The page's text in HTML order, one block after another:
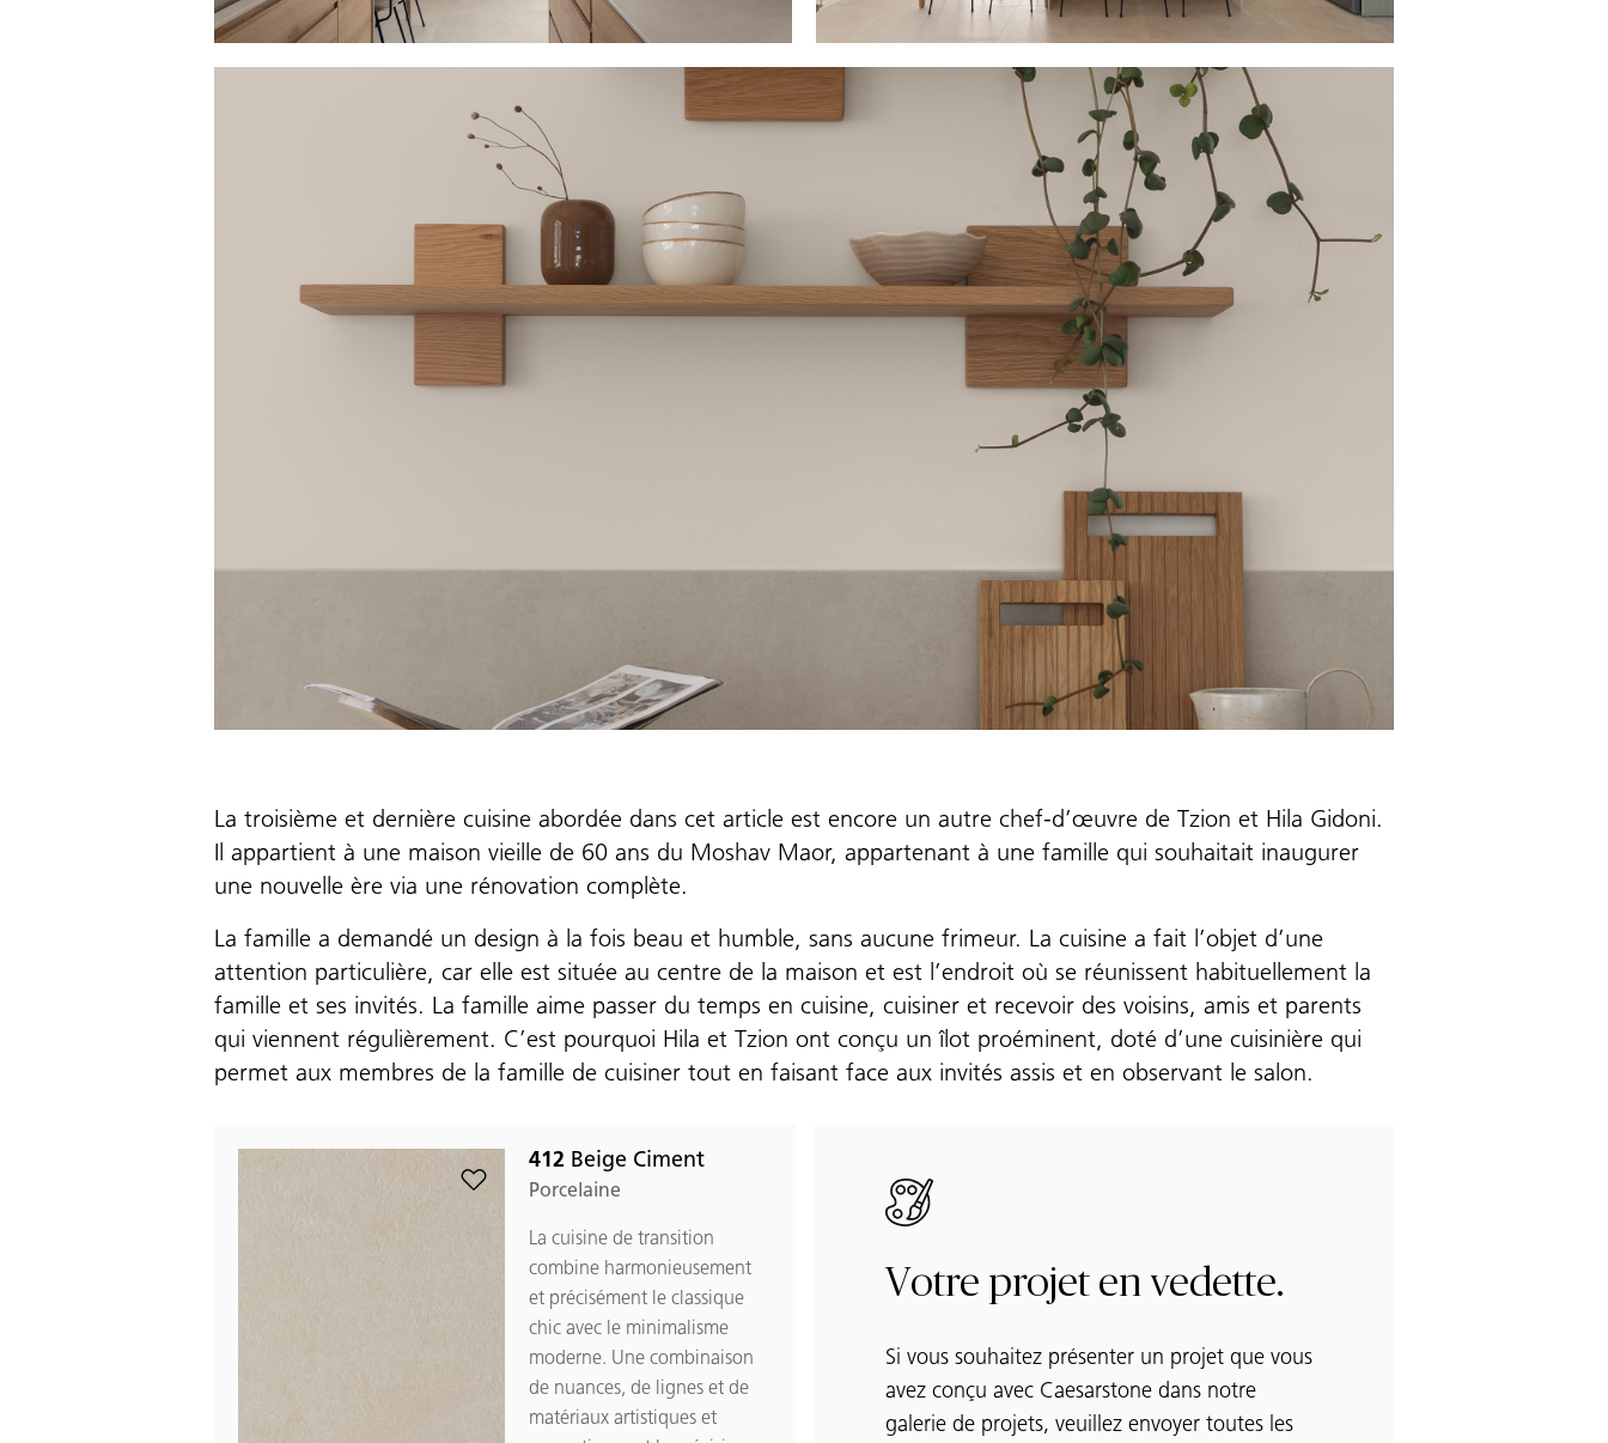
La troisième et dernière cuisine abordée dans cet article est encore un autre chef-d’œuvre de Tzion et Hila Gidoni.
Il appartient à une maison vieille de 60 ans du Moshav Maor, appartenant à une famille qui souhaitait inaugurer
une nouvelle ère via une rénovation complète.
La famille a demandé un design à la fois beau et humble, sans aucune frimeur. La cuisine a fait l’objet d’une
attention particulière, car elle est située au centre de la maison et est l’endroit où se réunissent habituellement la
famille et ses invités. La famille aime passer du temps en cuisine, cuisiner et recevoir des voisins, amis et parents
qui viennent régulièrement. C’est pourquoi Hila et Tzion ont conçu un îlot proéminent, doté d’une cuisinière qui
permet aux membres de la famille de cuisiner tout en faisant face aux invités assis et en observant le salon.
Add 412 Beige Ciment to favorites
412 Beige Ciment
Porcelaine
La cuisine de transition
combine harmonieusement
et précisément le classique
chic avec le minimalisme
moderne. Une combinaison
de nuances, de lignes et de
matériaux artistiques et
Votre projet en vedette.
Si vous souhaitez présenter un projet que vous
avez conçu avec Caesarstone dans notre
galerie de projets, veuillez envoyer toutes les